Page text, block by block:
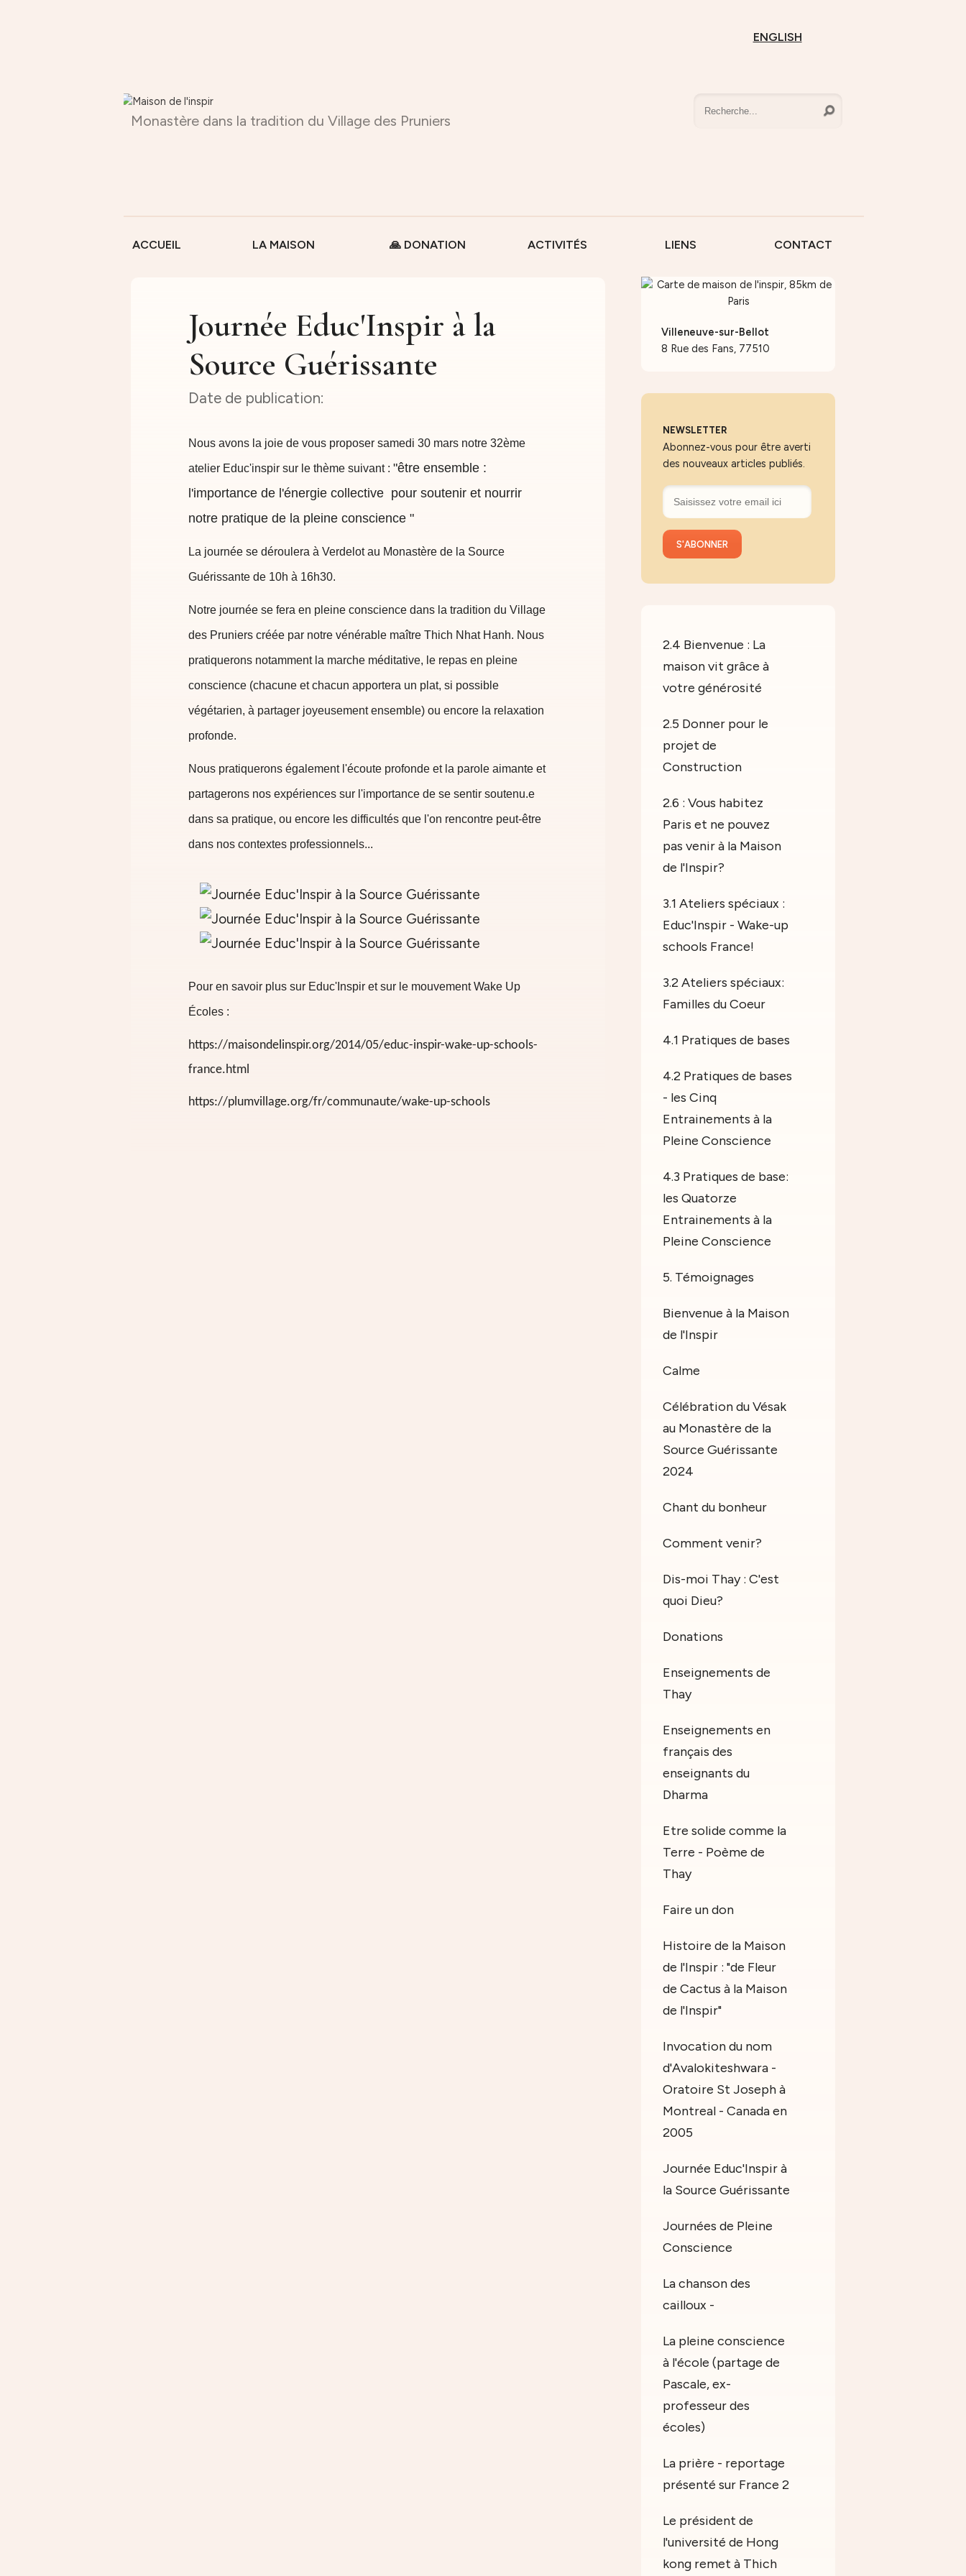
ENGLISH
Monastère dans la tradition du Village des Pruniers
ACCUEIL LA MAISON 🙏 DONATION ACTIVITÉS LIENS CONTACT
Journée Educ'Inspir à la
Source Guérissante
Nous avons la joie de vous proposer samedi 30 mars notre 32ème
atelier Educ'inspir sur le thème suivant : "être ensemble :
l'importance de l'énergie collective pour soutenir et nourrir
notre pratique de la pleine conscience "
La journée se déroulera à Verdelot au Monastère de la Source
Guérissante de 10h à 16h30.
Notre journée se fera en pleine conscience dans la tradition du Village
des Pruniers créée par notre vénérable maître Thich Nhat Hanh. Nous
pratiquerons notamment la marche méditative, le repas en pleine
conscience (chacune et chacun apportera un plat, si possible
végétarien, à partager joyeusement ensemble) ou encore la relaxation
profonde.
Nous pratiquerons également l'écoute profonde et la parole aimante et
partagerons nos expériences sur l'importance de se sentir soutenu.e
dans sa pratique, ou encore les difficultés que l'on rencontre peut-être
dans nos contextes professionnels...
Pour en savoir plus sur Educ'Inspir et sur le mouvementWake Up
Écoles :
https://maisondelinspir.org/2014/05/educ-inspir-wake-up-schools-
france.html
https://plumvillage.org/fr/communaute/wake-up-schools
Villeneuve-sur-Bellot
8 Rue des Fans, 77510
NEWSLETTER
Abonnez-vous pour être averti
des nouveaux articles publiés.
2.4 Bienvenue : La
maison vit grâce à
votre générosité
2.5 Donner pour le
projet de
Construction
2.6 : Vous habitez
Paris et ne pouvez
pas venir à la Maison
de l'Inspir?
3.1 Ateliers spéciaux :
Educ'Inspir - Wake-up
schools France!
3.2 Ateliers spéciaux:
Familles du Coeur
4.1 Pratiques de bases
4.2 Pratiques de bases
- les Cinq
Entrainements à la
Pleine Conscience
4.3 Pratiques de base:
les Quatorze
Entrainements à la
Pleine Conscience
5. Témoignages
Bienvenue à la Maison
de l'Inspir
Calme
Célébration du Vésak
au Monastère de la
Source Guérissante
2024
Chant du bonheur
Comment venir?
Dis-moi Thay : C'est
quoi Dieu?
Donations
Enseignements de
Thay
Enseignements en
français des
enseignants du
Dharma
Etre solide comme la
Terre - Poème de
Thay
Faire un don
Histoire de la Maison
de l'Inspir : "de Fleur
de Cactus à la Maison
de l'Inspir"
Invocation du nom
d'Avalokiteshwara -
Oratoire St Joseph à
Montreal - Canada en
2005
Journée Educ'Inspir à
la Source Guérissante
Journées de Pleine
Conscience
La chanson des
cailloux -
La pleine conscience
à l'école (partage de
Pascale, ex-
professeur des
écoles)
La prière - reportage
présenté sur France 2
Le président de
l'université de Hong
kong remet à Thich